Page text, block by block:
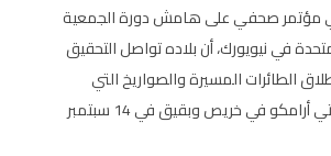
مؤتمر صحفي على هامش دورة الجمعية
في نيويورك، أن بلاده تواصل التحقيق
الطائرات المسيرة والصواريخ التي
استهدفت منشأتي أرامكو في خريص وبقيق في 14 سبتمبر